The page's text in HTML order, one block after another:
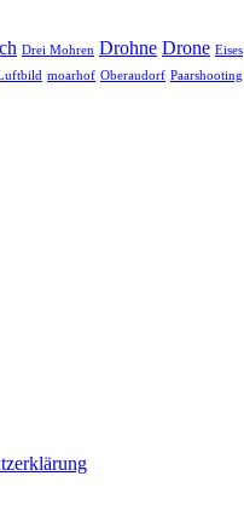
Drei Mohren Drohne Drone Eises
moarhof Oberaudorf Paarshooting